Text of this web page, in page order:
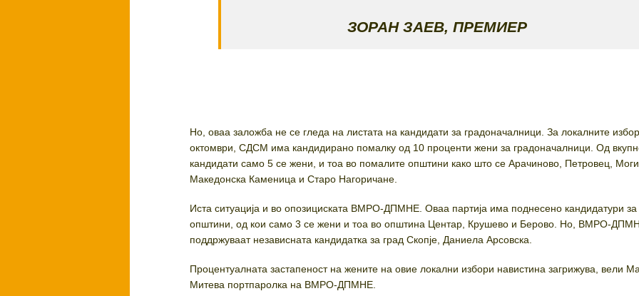
ЗОРАН ЗАЕВ, ПРЕМИЕР
Но, оваа заложба не се гледа на листата на кандидати за градоначалници. За локалните
октомври, СДСМ има кандидирано помалку од 10 проценти жени за градоначалници. Од
кандидати само 5 се жени, и тоа во помалите општини како што се Арачиново, Петровец,
Македонска Каменица и Старо Нагоричане.
Иста ситуација и во опозициската ВМРО-ДПМНЕ. Оваа партија има поднесено кандидатури
општини, од кои само 3 се жени и тоа во општина Центар, Крушево и Берово. Но, ВМРО-
поддржуваат независната кандидатка за град Скопје, Даниела Арсовска.
Процентуалната застапеност на жените на овие локални избори навистина загрижува, вели
Митева портпаролка на ВМРО-ДПМНЕ.